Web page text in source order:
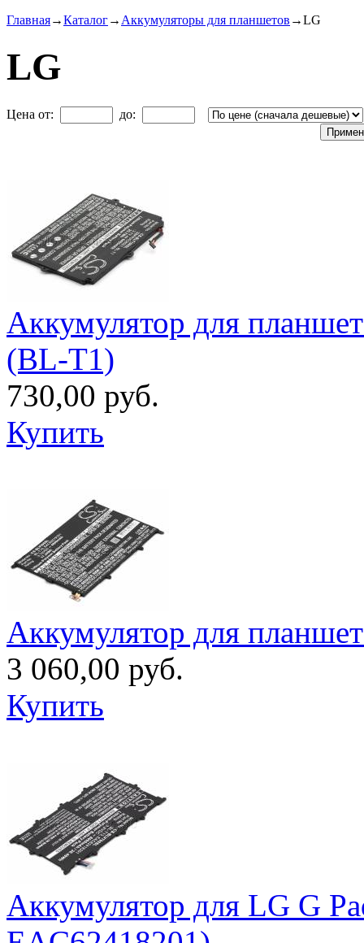
Главная→Каталог→ Аккумуляторы для планшетов →LG
LG
Цена от: до:
Аккумулятор для
(BL-T1)
730,00 руб.
Купить
Аккумулятор для
3 060,00 руб.
Купить
Аккумулятор для LG G